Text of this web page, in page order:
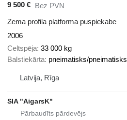
9 500 € Bez PVN
Zema profila platforma puspiekabe
2006
Celtspēja 33 000 kg
Balstiekārta pneimatisks/pneimatisks
Latvija, Rīga
SIA "AigarsK"